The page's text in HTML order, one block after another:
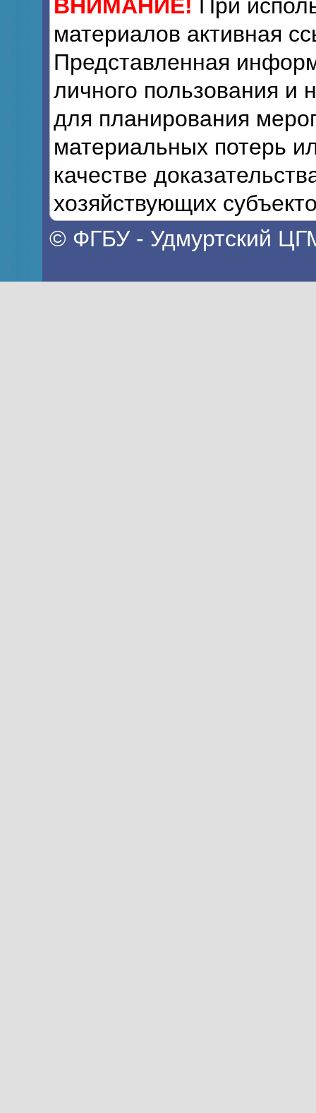
ВНИМАНИЕ! При
материалов активная
Представленная
личного пользования и
для планирования
материальных потерь
качестве
хозяйствующих
© ФГБУ - Удмуртский